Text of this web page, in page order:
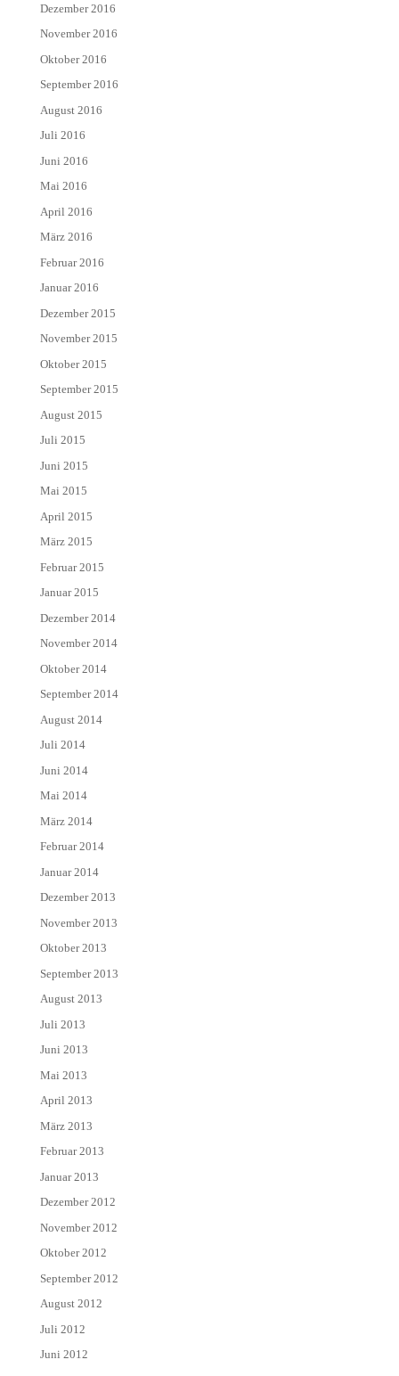
Dezember 2016
November 2016
Oktober 2016
September 2016
August 2016
Juli 2016
Juni 2016
Mai 2016
April 2016
März 2016
Februar 2016
Januar 2016
Dezember 2015
November 2015
Oktober 2015
September 2015
August 2015
Juli 2015
Juni 2015
Mai 2015
April 2015
März 2015
Februar 2015
Januar 2015
Dezember 2014
November 2014
Oktober 2014
September 2014
August 2014
Juli 2014
Juni 2014
Mai 2014
März 2014
Februar 2014
Januar 2014
Dezember 2013
November 2013
Oktober 2013
September 2013
August 2013
Juli 2013
Juni 2013
Mai 2013
April 2013
März 2013
Februar 2013
Januar 2013
Dezember 2012
November 2012
Oktober 2012
September 2012
August 2012
Juli 2012
Juni 2012